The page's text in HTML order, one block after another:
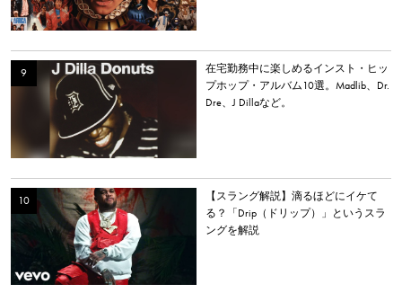
在宅勤務中に楽しめるインスト・ヒッ
プホップ・アルバム10選。Madlib、Dr.
Dre、J Dillaなど。
【スラング解説】滴るほどにイケて
る？「Drip（ドリップ）」というスラ
ングを解説